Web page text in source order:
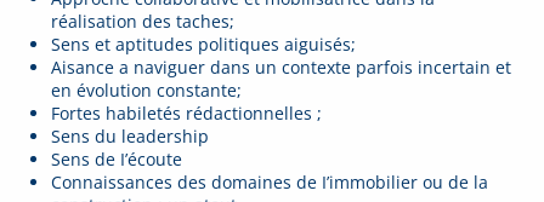
réalisation des taches;
Sens et aptitudes politiques aiguisés;
Aisance a naviguer dans un contexte parfois incertain et
en évolution constante;
Fortes habiletés rédactionnelles ;
Sens du leadership
Sens de I’écoute
Connaissances des domaines de I’immobilier ou de la